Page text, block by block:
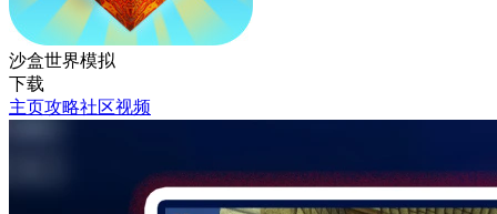
沙盒世界模拟
下载
主页攻略社区视频